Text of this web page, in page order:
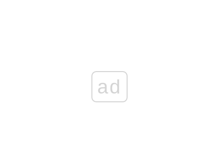
ad